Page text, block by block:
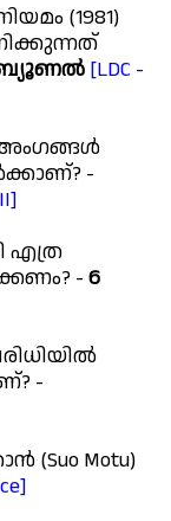
(1981)
[LDC -
അംഗങ്ങൾ
-
എത്ര
- 6
-
(Suo Motu)